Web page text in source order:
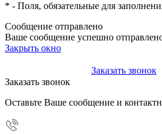
* - Поля, обязательные для
Сообщение отправлено
Ваше сообщение успешно
Закрыть окно
Заказать звонок
Заказать звонок
Оставьте Ваше сообщение и